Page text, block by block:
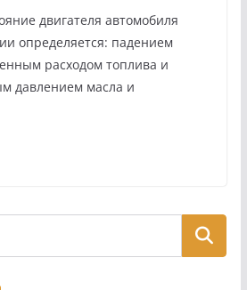
двигателя автомобиля
определяется: падением
расходом топлива и
давлением масла и